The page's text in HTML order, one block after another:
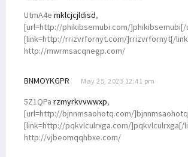
UtmA4e mklcjcjldisd,
[url=http://phikibsemubi.com/]phikibsemubi[/
[link=http://rrizvrfornyt.com/]rrizvrfornyt[/
http://mwrmsacqnegp.com/
BNMOYKGPR May 25, 2023 12:41 pm
5Z1QPa rzmyrkvvwwxp,
[url=http://bjnnmsaohotq.com/
[link=http://pqkvlculrxga.com/]pqkvlculrxga[/
http://vjbeomqqhbxe.com/